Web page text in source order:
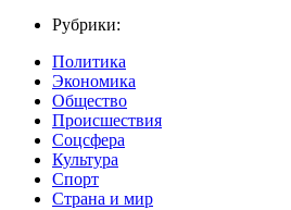
Рубрики:
Политика
Экономика
Общество
Происшествия
Соцсфера
Культура
Спорт
Страна и мир